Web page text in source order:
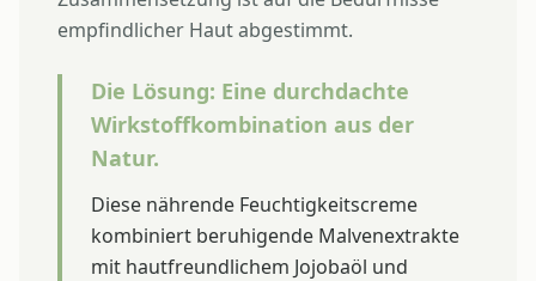
empfindlicher Haut abgestimmt.
Die Lösung: Eine durchdachte
Wirkstoffkombination aus der
Natur.
Diese nährende Feuchtigkeitscreme
kombiniert beruhigende Malvenextrakte
mit hautfreundlichem Jojobaöl und